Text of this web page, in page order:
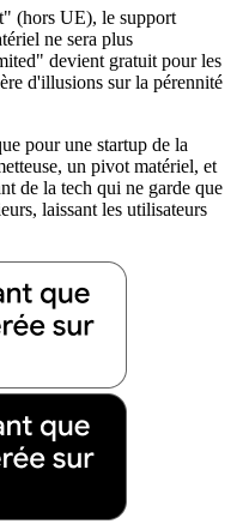
(hors UE), le support
ne sera plus
devient gratuit pour les
d'illusions sur la pérennité
pour une startup de la
un pivot matériel, et
de la tech qui ne garde que
laissant les utilisateurs